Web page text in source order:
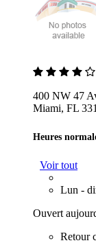
400 NW 47
Miami, FL
Heures
Voir tout
Lun -
Ouvert
Retour